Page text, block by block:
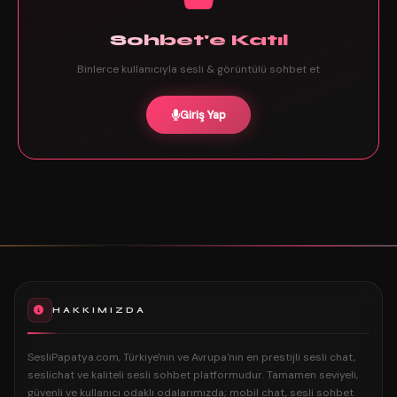
Sohbet'e Katıl
Binlerce kullanıcıyla sesli & görüntülü sohbet et
Giriş Yap
HAKKIMIZDA
SesliPapatya.com, Türkiye'nin ve Avrupa'nın en prestijli sesli chat,
seslichat ve kaliteli sesli sohbet platformudur. Tamamen seviyeli,
güvenli ve kullanıcı odaklı odalarımızda; mobil chat, sesli sohbet